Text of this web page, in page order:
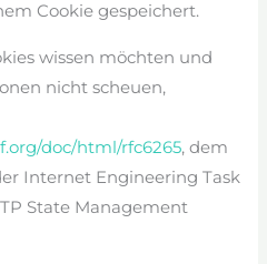
Cookie gespeichert.
wissen möchten und
nicht scheuen,
doc/html/rfc6265, dem
Internet Engineering Task
State Management